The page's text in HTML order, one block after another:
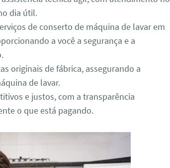
dia útil.
de conserto de máquina de lavar em
a você a segurança e a
originais de fábrica, assegurando a
de lavar.
e justos, com a transparência
o que está pagando.